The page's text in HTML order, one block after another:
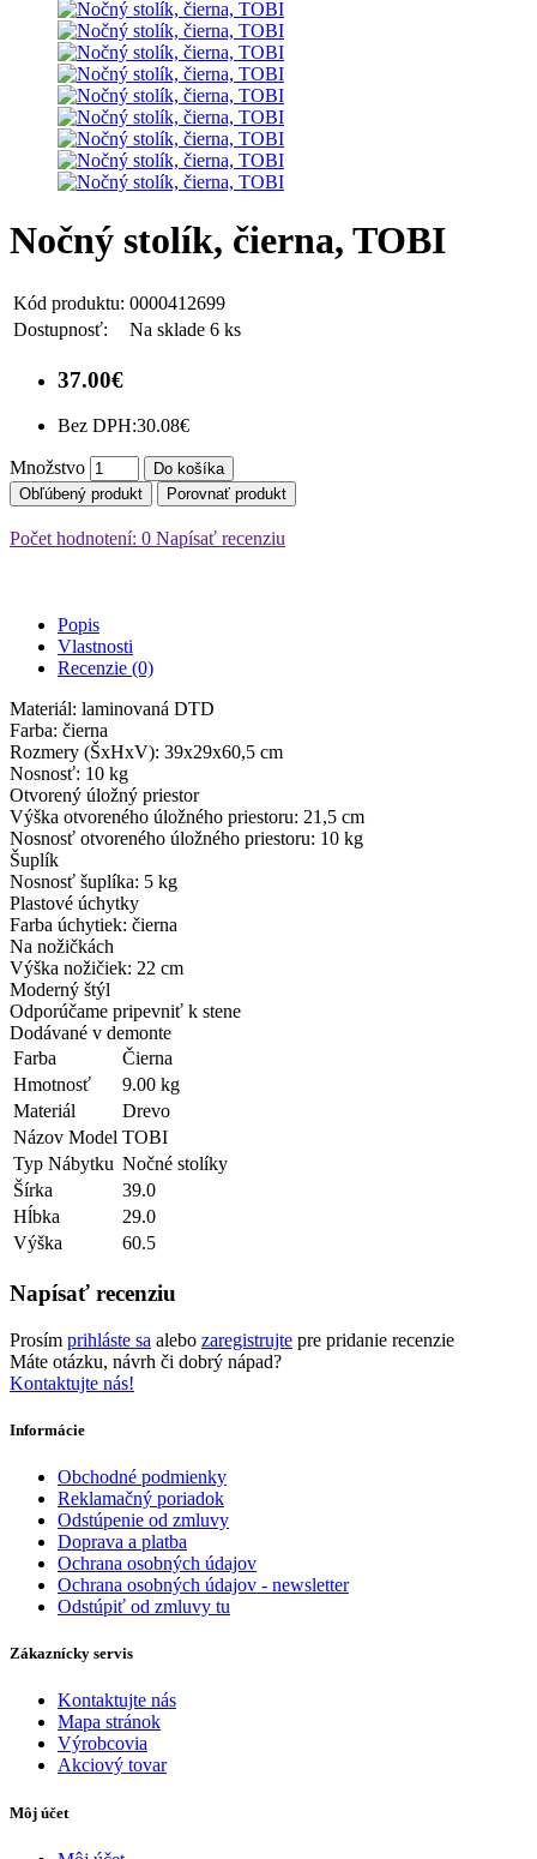
Nočný stolík, čierna, TOBI
Kód produktu: 0000412699
Dostupnosť:
Na sklade 6 ks
37.00€
Bez DPH:30.08€
Množstvo
Do košíka
Obľúbený produkt
Porovnať produkt
Počet hodnotení: 0 Napísať recenziu
Popis
Vlastnosti
Recenzie (0)
Materiál: laminovaná DTD
Farba: čierna
Rozmery (ŠxHxV): 39x29x60,5 cm
Nosnosť: 10 kg
Otvorený úložný priestor
Výška otvoreného úložného priestoru: 21,5 cm
Nosnosť otvoreného úložného priestoru: 10 kg
Šuplík
Nosnosť šuplíka: 5 kg
Plastové úchytky
Farba úchytiek: čierna
Na nožičkách
Výška nožičiek: 22 cm
Moderný štýl
Odporúčame pripevniť k stene
Dodávané v demonte
Farba
Čierna
Hmotnosť
9.00 kg
Materiál
Drevo
Názov Model TOBI
Typ Nábytku Nočné stolíky
Šírka
39.0
Hĺbka
29.0
Výška
60.5
Napísať recenziu
Prosím prihláste sa alebo zaregistrujte pre pridanie recenzie
Máte otázku, návrh či dobrý nápad?
Kontaktujte nás!
Informácie
Obchodné podmienky
Reklamačný poriadok
Odstúpenie od zmluvy
Doprava a platba
Ochrana osobných údajov
Ochrana osobných údajov - newsletter
Odstúpiť od zmluvy tu
Zákaznícky servis
Kontaktujte nás
Mapa stránok
Výrobcovia
Akciový tovar
Môj účet